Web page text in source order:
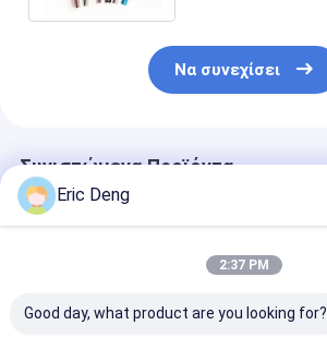
Να συνεχίσει
Συνιστώμενα Προϊόντα
Eric Deng
2:37 PM
Good day, what product are you looking for?